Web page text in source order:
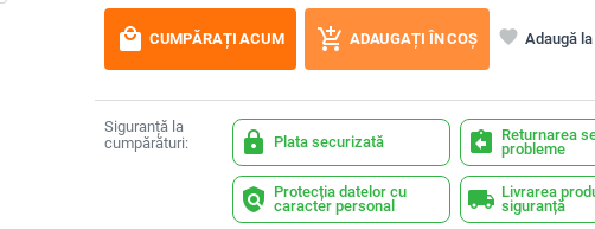
local_mall CUMPĂRAȚI ACUM add_shopping_cart ADAUGAȚI ÎN COȘ favorite Adaugă
Siguranță la
cumpărături:
lock Plata securizată assignment_return Returnarea
probleme
policy Protecția datelor cu
caracter personal
local_shipping Livrarea
siguranță